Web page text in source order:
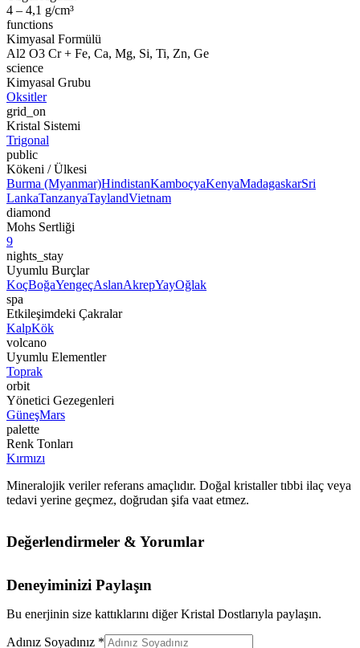
4 – 4,1 g/cm³
functions
Kimyasal Formülü
Al2 O3 Cr + Fe, Ca, Mg, Si, Ti, Zn, Ge
science
Kimyasal Grubu
Oksitler
grid_on
Kristal Sistemi
Trigonal
public
Kökeni / Ülkesi
Burma (Myanmar)HindistanKamboçyaKenyaMadagaskarSri
LankaTanzanyaTaylandVietnam
diamond
Mohs Sertliği
9
nights_stay
Uyumlu Burçlar
KoçBoğaYengeçAslanAkrepYayOğlak
spa
Etkileşimdeki Çakralar
KalpKök
volcano
Uyumlu Elementler
Toprak
orbit
Yönetici Gezegenleri
GüneşMars
palette
Renk Tonları
Kırmızı
Mineralojik veriler referans amaçlıdır. Doğal kristaller tıbbi ilaç veya
tedavi yerine geçmez, doğrudan şifa vaat etmez.
Değerlendirmeler & Yorumlar
Deneyiminizi Paylaşın
Bu enerjinin size kattıklarını diğer Kristal Dostlarıyla paylaşın.
Adınız Soyadınız *